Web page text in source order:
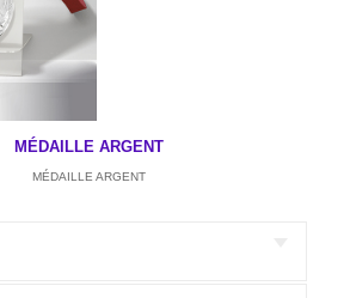
MÉDAILLE ARGENT
MÉDAILLE ARGENT